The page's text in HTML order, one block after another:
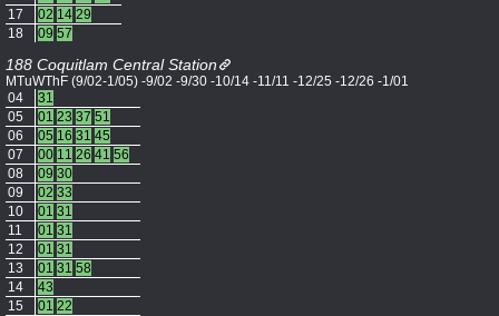
17
02 14 29
18
09 57
188 Coquitlam Central Station
MTuWThF (9/02-1/05) -9/02 -9/30 -10/14 -11/11 -12/25 -12/26 -1/01
04
31
05
01 23 37 51
06
05 16 31 45
07
00 11 26 41 56
08
09 30
09
02 33
10
01 31
11
01 31
12
01 31
13
01 31 58
14
43
15
01 22